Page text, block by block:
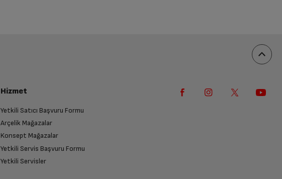
Hizmet
Yetkili Satıcı Başvuru Formu
Arçelik Mağazalar
Konsept Mağazalar
Yetkili Servis Başvuru Formu
Yetkili Servisler